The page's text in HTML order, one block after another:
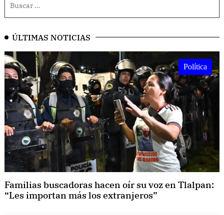
ÚLTIMAS NOTICIAS
Política
Familias buscadoras hacen oír su voz en Tlalpan:
“Les importan más los extranjeros”